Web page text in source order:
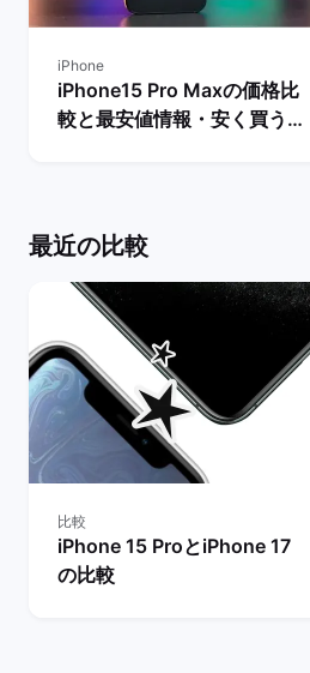
iPhone
iPhone15 Pro Maxの価格比
較と最安値情報・安く買う方
最近の比較
比較
iPhone 15 ProとiPhone 17
の比較